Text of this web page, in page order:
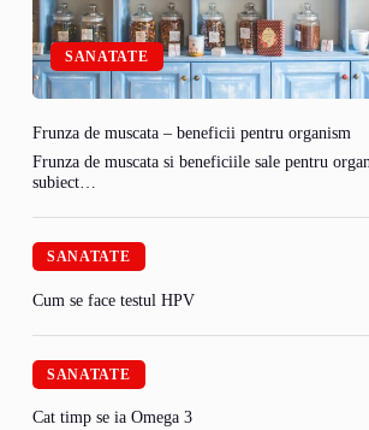
SANATATE
Frunza de muscata – beneficii pentru organism
Frunza de muscata si beneficiile sale pentru
subiect…
SANATATE
Cum se face testul HPV
SANATATE
Cat timp se ia Omega 3